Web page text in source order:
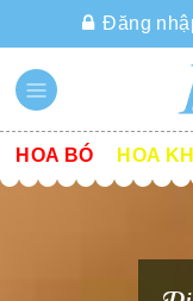
Đăng
HOA BÓ HOA